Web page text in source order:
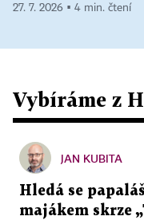
27. 7. 2026 ▪ 4 min. čtení
Vybíráme z
JAN KUBITA
Hledá se
majákem skrze